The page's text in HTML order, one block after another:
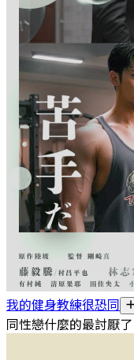
我的健身教練很恐同
同性戀什麼的最討厭了